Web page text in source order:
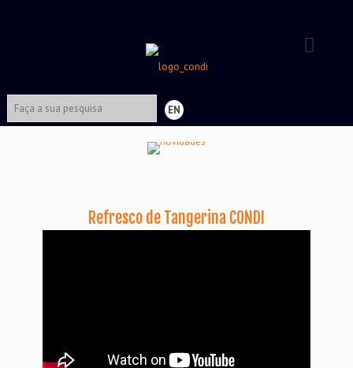
EN
Refresco de Tangerina CONDI